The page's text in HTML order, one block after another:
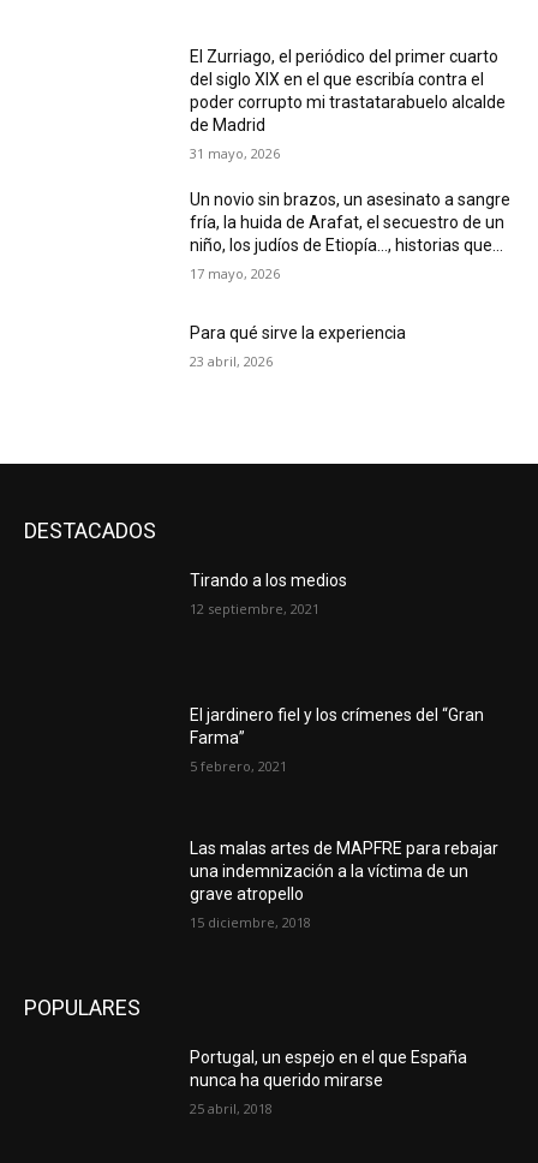
El Zurriago, el periódico del primer cuarto
del siglo XIX en el que escribía contra el
poder corrupto mi trastatarabuelo alcalde
de Madrid
31 mayo, 2026
Un novio sin brazos, un asesinato a sangre
fría, la huida de Arafat, el secuestro de un
niño, los judíos de Etiopía…, historias que...
17 mayo, 2026
Para qué sirve la experiencia
23 abril, 2026
DESTACADOS
Tirando a los medios
12 septiembre, 2021
El jardinero fiel y los crímenes del “Gran
Farma”
5 febrero, 2021
Las malas artes de MAPFRE para rebajar
una indemnización a la víctima de un
grave atropello
15 diciembre, 2018
POPULARES
Portugal, un espejo en el que España
nunca ha querido mirarse
25 abril, 2018